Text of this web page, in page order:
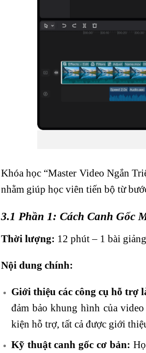
Khóa học “Master Video Ngắn
nhằm giúp học viên tiến bộ từ
3.1 Phần 1: Cách Canh Gốc
Thời lượng: 12 phút – 1 bài giảng
Nội dung chính:
Giới thiệu các công cụ hỗ trợ
đảm bảo khung hình của
kiện hỗ trợ, tất cả được giới
Kỹ thuật canh gốc cơ bản: